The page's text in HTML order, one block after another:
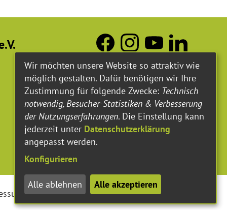
Datenschutzerklärung Barrierefreiheit
Wir möchten unsere Website so attraktiv wie
möglich gestalten. Dafür benötigen wir Ihre
Zustimmung für folgende Zwecke: Technisch
notwendig, Besucher-Statistiken & Verbesserung
der Nutzungserfahrungen. Die Einstellung kann
jederzeit unter Datenschutzerklärung
angepasst werden.
Konfigurieren
Alle ablehnen Alle akzeptieren